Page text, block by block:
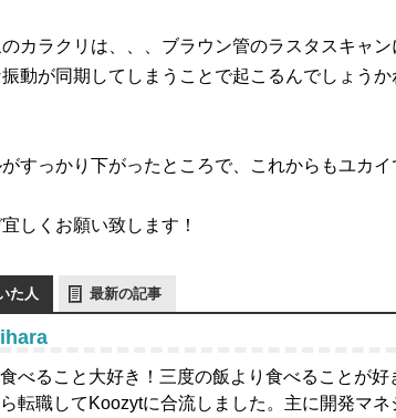
カラクリは、、、ブラウン管のラスタスキャ
動が同期してしまうことで起こるんでしょうか
すっかり下がったところで、これからもユカ
しくお願い致します！
た人 最新の記事
ihara
食べること大好き！三度の飯より食べることが
ら転職してKoozytに合流しました。主に開発マ